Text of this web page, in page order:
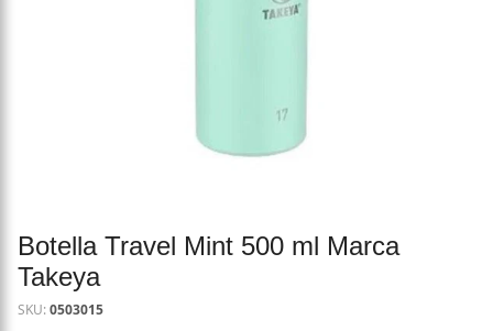
Botella Travel Mint 500 ml Marca
Takeya
SKU:0503015